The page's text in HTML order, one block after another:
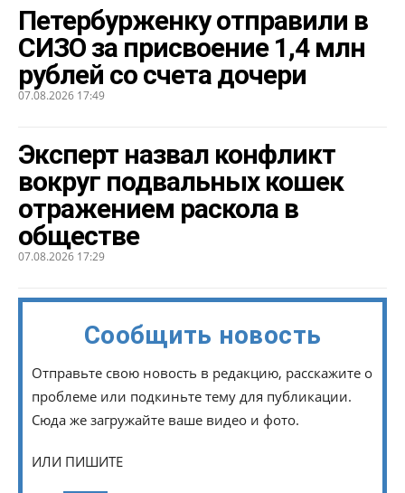
Петербурженку отправили в
СИЗО за присвоение 1,4 млн
рублей со счета дочери
07.08.2026 17:49
Эксперт назвал конфликт
вокруг подвальных кошек
отражением раскола в
обществе
07.08.2026 17:29
Сообщить новость
Отправьте свою новость в редакцию, расскажите о
проблеме или подкиньте тему для публикации.
Сюда же загружайте ваше видео и фото.
ИЛИ ПИШИТЕ